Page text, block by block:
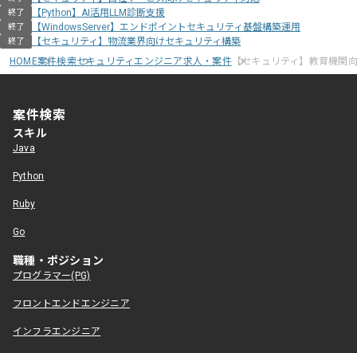
終了 【Python】AI活用LLM診断支援
終了 【WindowsServer】エンドポイントセキュリティ基盤構築運用
終了
【セキュリティ】物流業界向けセキュリティ構築
HOME案件検索セキュリティエンジニア求人・案件【セキュリティ】教育機関
案件検索
スキル
Java
Python
Ruby
Go
職種・ポジション
プログラマー(PG)
フロントエンドエンジニア
インフラエンジニア